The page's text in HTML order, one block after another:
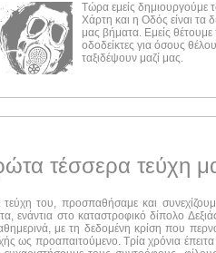
Τώρα εμείς δημιουργούμε
Χάρτη και η Οδός είναι τα
μας βήματα. Εμείς θέτουμε
οδοδείκτες για όσους
ταξιδέψουν μαζί μας.
τέσσερα τεύχη
του, προσπαθήσαμε και
ενάντια στο καταστροφικό δίπολο
με τη δεδομένη κρίση που
ως προαπαιτούμενο. Τρία χρόνια